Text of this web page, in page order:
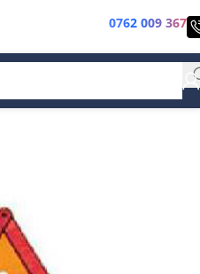
0762 009 367